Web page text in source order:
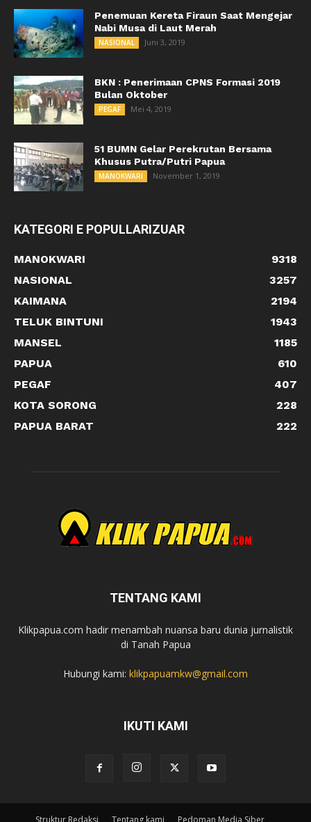
Penemuan Kereta Firaun Saat Mengejar
Nabi Musa di Laut Merah
NASIONAL Juni 3, 2019
BKN : Penerimaan CPNS Formasi 2019
Bulan Oktober
PEGAF Mei 4, 2019
51 BUMN Gelar Perekrutan Bersama
Khusus Putra/Putri Papua
MANOKWARI November 1, 2019
KATEGORI E POPULLARIZUAR
MANOKWARI
9318
NASIONAL
3257
KAIMANA
2194
TELUK BINTUNI
1943
MANSEL
1185
PAPUA
610
PEGAF
407
KOTA SORONG
228
PAPUA BARAT
222
TENTANG KAMI
Klikpapua.com hadir menambah nuansa baru dunia jurnalistik
di Tanah Papua
Hubungi kami: klikpapuamkw@gmail.com
IKUTI KAMI
Struktur Redaksi Tentang kami Pedoman Media Siber